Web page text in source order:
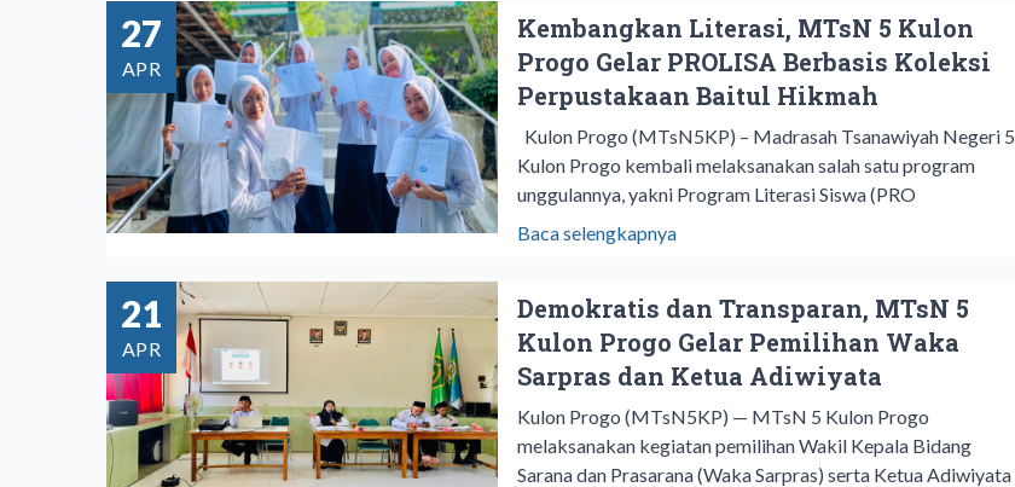
27
APR
Kembangkan Literasi, MTsN 5 Kulon
Progo Gelar PROLISA Berbasis Koleksi
Perpustakaan Baitul Hikmah
Kulon Progo (MTsN5KP) – Madrasah Tsanawiyah Negeri 5
Kulon Progo kembali melaksanakan salah satu program
unggulannya, yakni Program Literasi Siswa (PRO
Baca selengkapnya
21
APR
Demokratis dan Transparan, MTsN 5
Kulon Progo Gelar Pemilihan Waka
Sarpras dan Ketua Adiwiyata
Kulon Progo (MTsN5KP) — MTsN 5 Kulon Progo
melaksanakan kegiatan pemilihan Wakil Kepala Bidang
Sarana dan Prasarana (Waka Sarpras) serta Ketua Adiwiyata